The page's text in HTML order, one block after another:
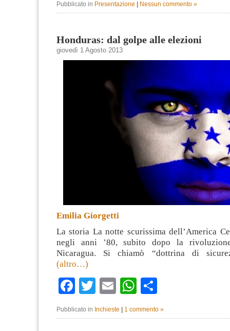
Pubblicato in Presentazione Nessun commento »
Honduras: dal golpe alle elezioni
giovedì 1 Agosto 2013
Emilia Giorgetti
La storia La notte scurissima dell’America
negli anni ’80, subito dopo la
Nicaragua. Si chiamò “dottrina di
(altro…)
Facebook
TwitterEmailWhatsApp
Pubblicato in Inchieste 1 commento »